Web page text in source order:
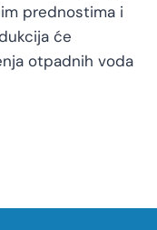
prednostima i
će
otpadnih voda